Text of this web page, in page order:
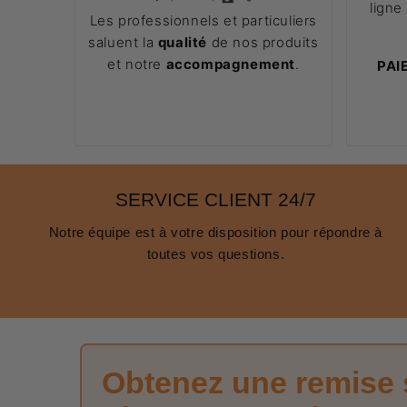
Les professionnels et particuliers
saluent la qualité de nos produits
et notre accompagnement
ligne
SERVICE CLIENT 24/7
Notre équipe est à votre disposition pour répondre à
toutes vos questions.
Obtenez une remise